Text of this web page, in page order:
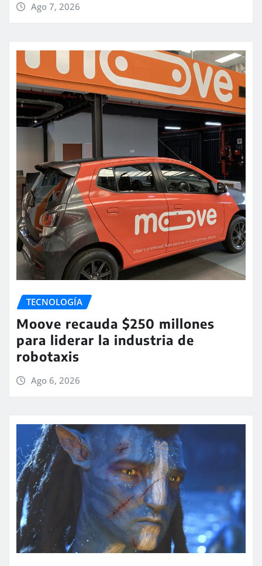
Ago 7, 2026
TECNOLOGÍA
Moove recauda $250 millones
para liderar la industria de
robotaxis
Ago 6, 2026